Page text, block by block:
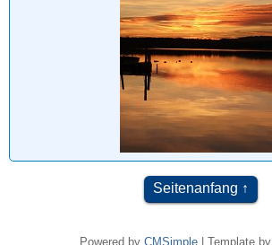
Seitenanfang
Powered by CMSimple | Template by